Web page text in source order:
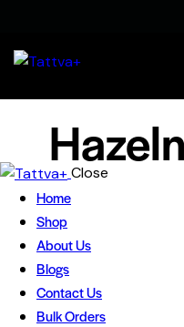
Close
Home
Shop
About Us
Blogs
Contact Us
Bulk Orders